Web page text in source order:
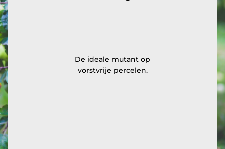
De ideale mutant op
vorstvrije percelen.